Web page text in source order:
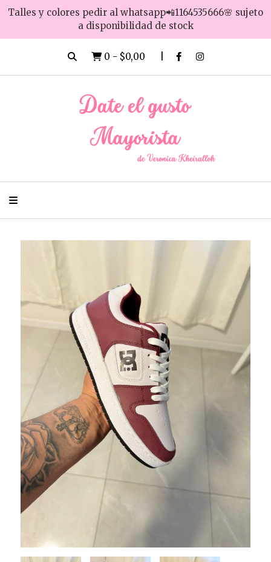
Talles y colores pedir al whatsapp📲1164535666🌸 sujeto
a disponibilidad de stock
0 - $0,00